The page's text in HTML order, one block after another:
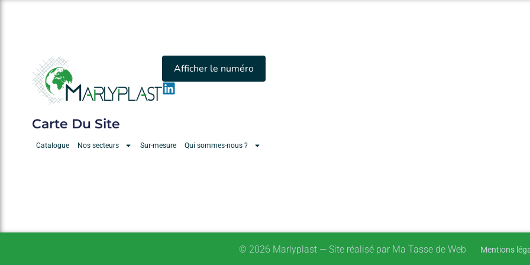
Afficher le numéro
Carte Du Site
Catalogue Nos secteurs Sur-mesure Qui sommes-nous ?
© 2026 Marlyplast — Site réalisé par Ma Tasse de Web Mentions